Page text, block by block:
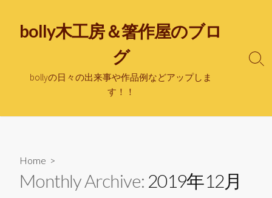
bolly木工房＆箸作屋のブロ
グ
bollyの日々の出来事や作品例などアップしま
す！！
Home >
Monthly Archive: 2019年12月